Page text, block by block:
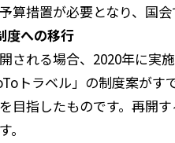
算措置が必要となり、国
度への移行
される場合、2020年に実
トラベル」の制度案が
目指したものです。再開
。